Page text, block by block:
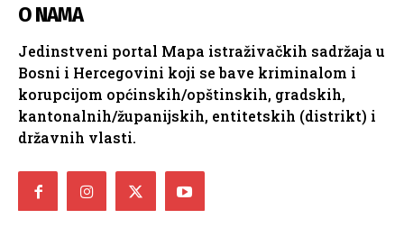
O NAMA
Jedinstveni portal Mapa istraživačkih sadržaja u
Bosni i Hercegovini koji se bave kriminalom i
korupcijom općinskih/opštinskih, gradskih,
kantonalnih/županijskih, entitetskih (distrikt) i
državnih vlasti.